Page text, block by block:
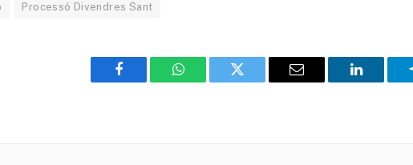
Processó Divendres Sant
Facebook WhatsAppTwitter Email LinkedIn